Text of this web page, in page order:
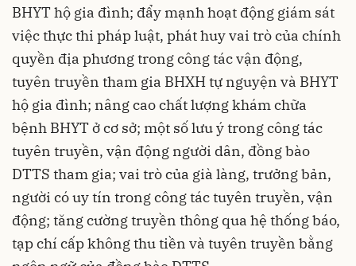
BHYT hộ gia đình; đẩy mạnh hoạt động giám sát
việc thực thi pháp luật, phát huy vai trò của chính
quyền địa phương trong công tác vận động,
tuyên truyền tham gia BHXH tự nguyện và BHYT
hộ gia đình; nâng cao chất lượng khám chữa
bệnh BHYT ở cơ sở; một số lưu ý trong công tác
tuyên truyền, vận động người dân, đồng bào
DTTS tham gia; vai trò của già làng, trưởng bản,
người có uy tín trong công tác tuyên truyền, vận
động; tăng cường truyền thông qua hệ thống báo,
tạp chí cấp không thu tiền và tuyên truyền bằng